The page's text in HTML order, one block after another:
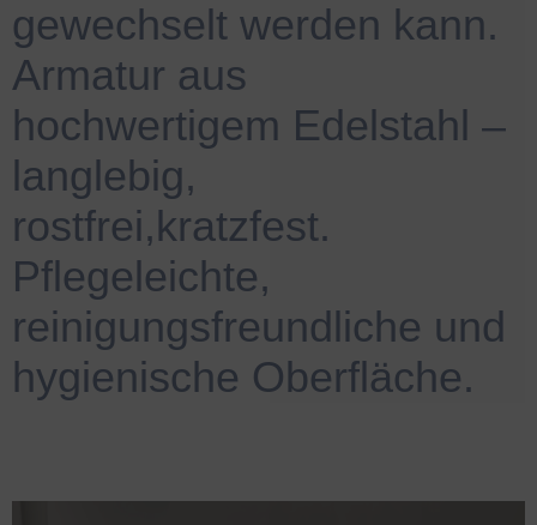
gewechselt werden kann.
Armatur aus
hochwertigem Edelstahl –
langlebig,
rostfrei,kratzfest.
Pflegeleichte,
reinigungsfreundliche und
hygienische Oberfläche.